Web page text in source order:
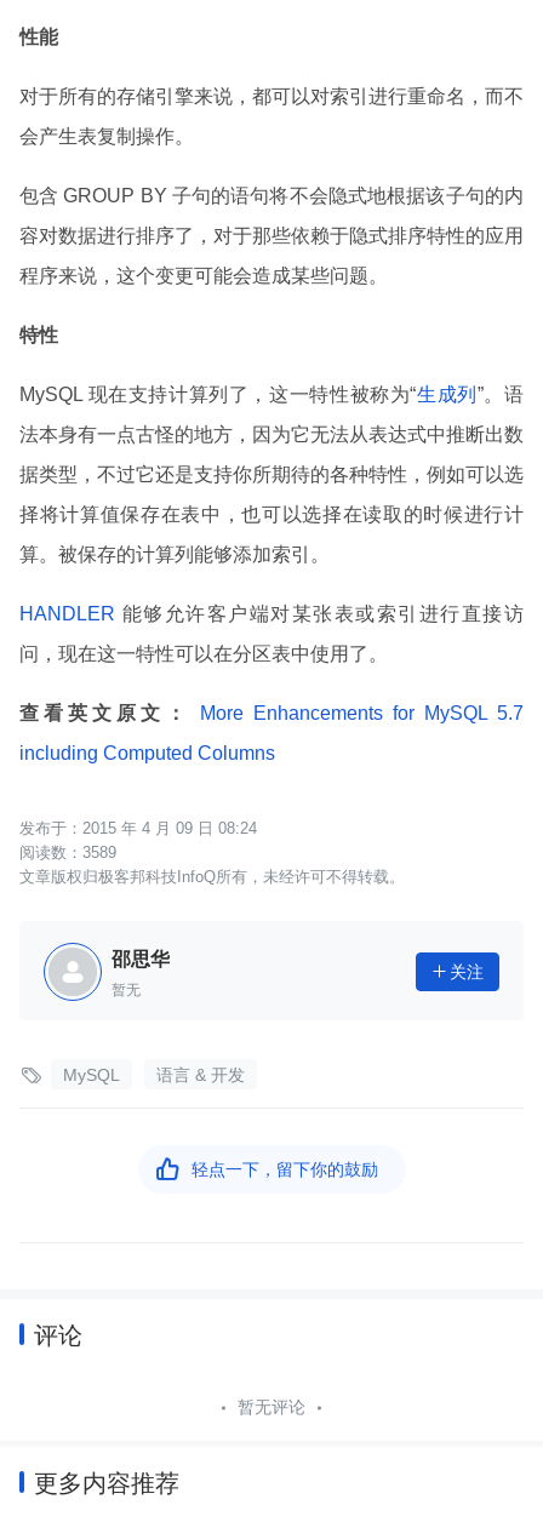
性能
对于所有的存储引擎来说，都可以对索引进行重命名，而不
会产生表复制操作。
包含 GROUP BY 子句的语句将不会隐式地根据该子句的内
容对数据进行排序了，对于那些依赖于隐式排序特性的应用
程序来说，这个变更可能会造成某些问题。
特性
MySQL 现在支持计算列了，这一特性被称为“生成列 ”。语
法本身有一点古怪的地方，因为它无法从表达式中推断出数
据类型，不过它还是支持你所期待的各种特性，例如可以选
择将计算值保存在表中，也可以选择在读取的时候进行计
算。被保存的计算列能够添加索引。
HANDLER 能够允许客户端对某张表或索引进行直接访
问，现在这一特性可以在分区表中使用了。
查看英文原文：
More Enhancements for MySQL 5.7
including Computed Columns
2015 年 4 月 09 日 08:24
3589
文章版权归极客邦科技InfoQ所有，未经许可不得转载。
邵思华
暂无
 关注
 MySQL 语言 & 开发
 轻点一下，留下你的鼓励
评论
暂无评论
更多内容推荐